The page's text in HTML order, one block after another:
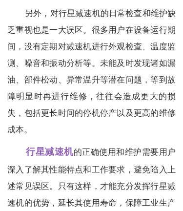
另外，对行星减速机的日常检查和维护缺
乏重视也是一大误区。很多用户在设备运行期
间，没有定期对减速机进行外观检查、温度监
测、噪音和振动分析等。未能及时发现诸如漏
油、部件松动、异常温升等潜在问题，等到故
障明显时再进行维修，往往会造成更大的损
失，包括更长时间的停机停产以及更高的维修
成本。
行星减速机的正确使用和维护需要用户
深入了解其性能特点和工作要求，避免陷入上
述常见误区。只有这样，才能充分发挥行星减
速机的优势，延长其使用寿命，保障工业生产